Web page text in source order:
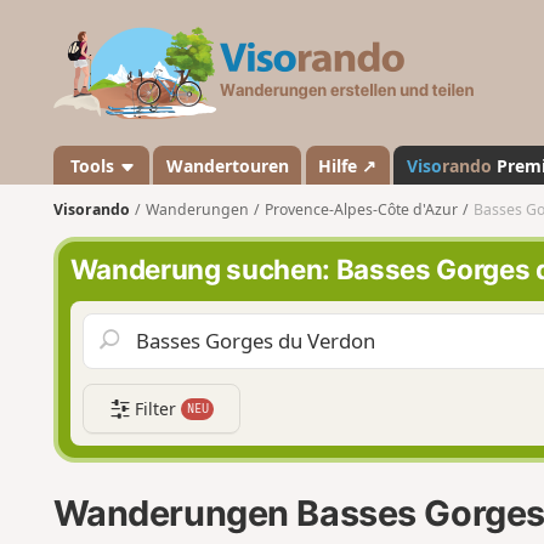
a
n
d
o
Tools Wandertouren Hilfe ↗ Visorando
Visorando Wanderungen Provence-Alpes-Côte d'Azur Basses
Wanderung suchen: Basses Gorges
Filter NEU
Wanderungen Basses